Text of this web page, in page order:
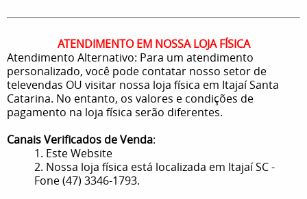
ATENDIMENTO EM NOSSA LOJA FÍSICA
Atendimento Alternativo: Para um atendimento
personalizado, você pode contatar nosso setor de
televendas OU visitar nossa loja física em Itajaí Santa
Catarina. No entanto, os valores e condições de
pagamento na loja física serão diferentes.
Canais Verificados de Venda:
1. Este Website
2. Nossa loja física está localizada em Itajaí SC -
Fone (47) 3346-1793.